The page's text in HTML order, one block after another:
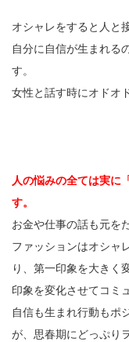
オシャレをすると人と
自分に自信が生まれる
す。
女性と話す時にオドオ
人の悩みの全ては実に
す。
お金や仕事の話も元を
ファッションはオシャ
り、第一印象を大きく
印象を変化させてコミ
自信も生まれ行動もポ
が、思春期にどっぷり